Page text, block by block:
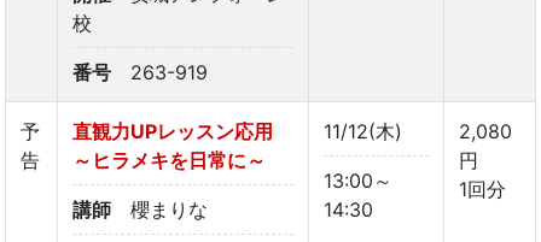
校
番号 263-919
予
告
直観力UPレッスン応用
～ヒラメキを日常に～
講師 櫻まりな
11/12(木)
13:00～
14:30
2,080
円
1回分